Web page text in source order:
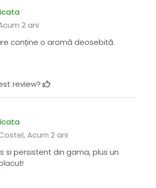
2 ani
conține o aromă deosebită.
review?
Acum 2 ani
si persistent din gama, plus un